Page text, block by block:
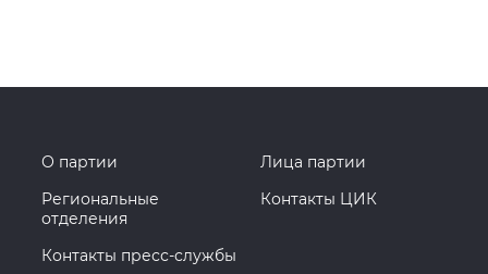
О партии
Лица партии
Региональные
отделения
Контакты ЦИК
Контакты пресс-службы